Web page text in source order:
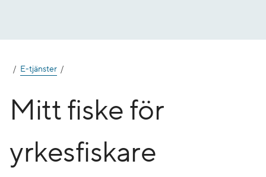
E-tjänster
Mitt fiske för
yrkesfiskare